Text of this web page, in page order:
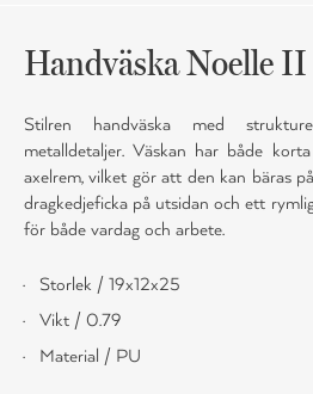
Handväska Noelle II
Stilren handväska med
metalldetaljer. Väskan har både
axelrem, vilket gör att den kan bäras
dragkedjeficka på utsidan och ett
för både vardag och arbete.
Storlek / 19x12x25
Vikt / 0.79
Material / PU